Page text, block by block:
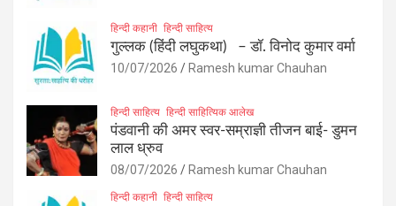
हिन्दी कहानी हिन्दी साहित्य
गुल्लक (हिंदी लघुकथा) – डॉ. विनोद कुमार वर्मा
10/07/2026 Ramesh kumar Chauhan
हिन्दी साहित्य हिन्दी साहित्यिक आलेख
पंडवानी की अमर स्वर-सम्राज्ञी तीजन बाई- डुमन
लाल ध्रुव
08/07/2026 Ramesh kumar Chauhan
हिन्दी कहानी हिन्दी साहित्य